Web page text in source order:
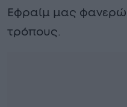
Εφραίμ μας
τρόπους.